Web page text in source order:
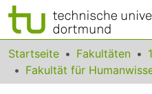
Bereiche & Sammlungen
Das gesamte Repositorium
Startseite Fakultäten